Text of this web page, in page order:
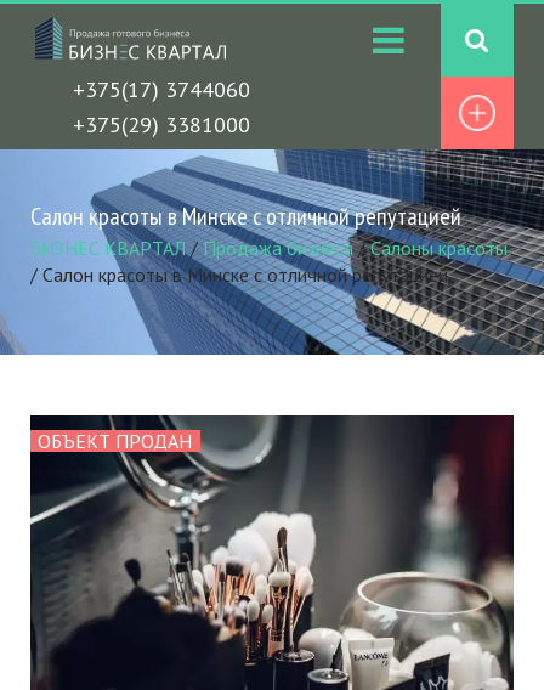
+375(17) 3744060
+375(29) 3381000
Салон красоты в Минске с отличной репутацией
БИЗНЕС КВАРТАЛ/Продажа бизнеса/Салоны красоты
/ Салон красоты в Минске с отличной репутацией
ОБЪЕКТ ПРОДАН